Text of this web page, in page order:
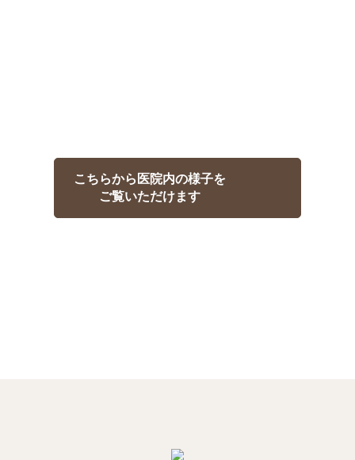
こちらから医院内の様子を
ご覧いただけます